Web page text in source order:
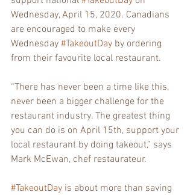
Wednesday, April 15, 2020. Canadians
are encouraged to make every
Wednesday #TakeoutDay by ordering
from their favourite local restaurant.
“There has never been a time like this,
never been a bigger challenge for the
restaurant industry. The greatest thing
you can do is on April 15th, support your
local restaurant by doing takeout,” says
Mark McEwan, chef restaurateur.
#TakeoutDay is about more than saving